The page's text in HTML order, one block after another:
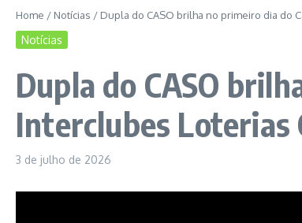
Home / Notícias / Dupla do CASO brilha no primeiro dia do
Notícias
Dupla do CASO
Interclubes Loterias
3 de julho de 2026